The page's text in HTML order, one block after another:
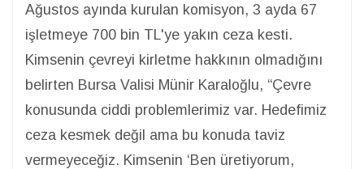
Ağustos ayında kurulan komisyon, 3 ayda 67
işletmeye 700 bin TL'ye yakın ceza kesti.
Kimsenin çevreyi kirletme hakkının olmadığını
belirten Bursa Valisi Münir Karaloğlu, “Çevre
konusunda ciddi problemlerimiz var. Hedefimiz
ceza kesmek değil ama bu konuda taviz
vermeyeceğiz. Kimsenin ‘Ben üretiyorum,